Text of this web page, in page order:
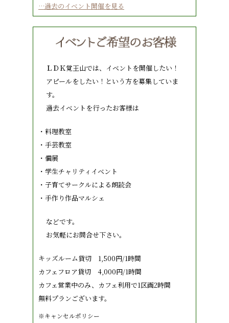
…過去のイベント開催を見る
ＬＤＫ覚王山では、イベントを開催したい！
アピールをしたい！という方を募集していま
す。
過去イベントを行ったお客様は
・料理教室
・手芸教室
・個展
・学生チャリティイベント
・子育てサークルによる朗読会
・手作り作品マルシェ
などです。
お気軽にお問合せ下さい。
キッズルーム貸切 1,500円/1時間
カフェフロア貸切 4,000円/1時間
カフェ営業中のみ、カフェ利用で1区画2時間
無料プランございます。
※キャンセルポリシー